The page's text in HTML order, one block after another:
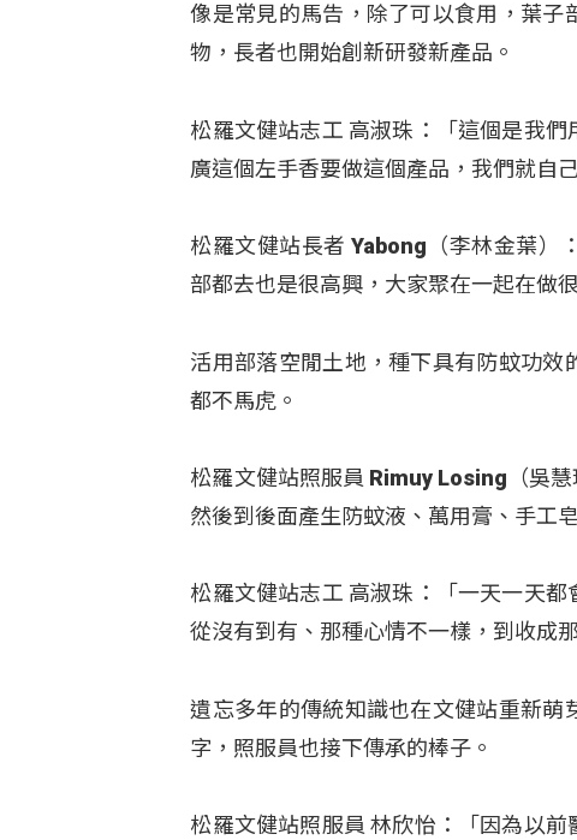
像是常見的馬告，除了可以食用，葉
物，長者也開始創新研發新產品。
松羅文健站志工 高淑珠：「這個是我
廣這個左手香要做這個產品，我們就自
松羅文健站長者 Yabong（李林金葉）
部都去也是很高興，大家聚在一起在做很
活用部落空閒土地，種下具有防蚊功
都不馬虎。
松羅文健站照服員 Rimuy Losing（吳
然後到後面產生防蚊液、萬用膏、手工
松羅文健站志工 高淑珠：「一天一天
從沒有到有、那種心情不一樣，到收成
遺忘多年的傳統知識也在文健站重新
字，照服員也接下傳承的棒子。
松羅文健站照服員 林欣怡：「因為以